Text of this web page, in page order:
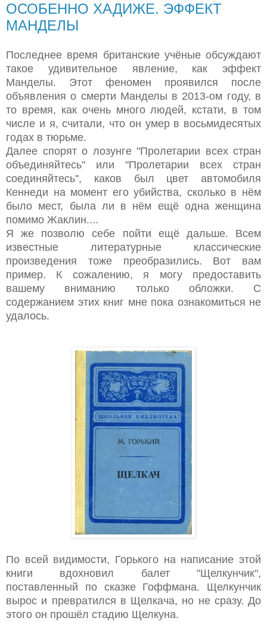
ОСОБЕННО ХАДИЖЕ. ЭФФЕКТ
МАНДЕЛЫ
Последнее время британские учёные обсуждают
такое удивительное явление, как эффект
Манделы. Этот феномен проявился после
объявления о смерти Манделы в 2013-ом году, в
то время, как очень много людей, кстати, в том
числе и я, считали, что он умер в восьмидесятых
годах в тюрьме.
Далее спорят о лозунге "Пролетарии всех стран
объединяйтесь" или "Пролетарии всех стран
соединяйтесь", каков был цвет автомобиля
Кеннеди на момент его убийства, сколько в нём
было мест, была ли в нём ещё одна женщина
помимо Жаклин....
Я же позволю себе пойти ещё дальше. Всем
известные литературные классические
произведения тоже преобразились. Вот вам
пример. К сожалению, я могу предоставить
вашему вниманию только обложки. С
содержанием этих книг мне пока ознакомиться не
удалось.
По всей видимости, Горького на написание этой
книги вдохновил балет "Щелкунчик",
поставленный по сказке Гоффмана. Щелкунчик
вырос и превратился в Щелкача, но не сразу. До
этого он прошёл стадию Щелкуна.